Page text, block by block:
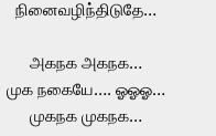
நினைவழிந்திடுதே…
அகநக அகநக…
முக நகையே…. ஓஓஓ…
முகநக முகநக…